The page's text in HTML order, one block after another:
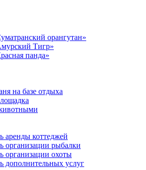
орангутан»
Тигр»
панда»
на базе отдыха
аренды коттеджей
организации рыбалки
организации охоты
дополнительных услуг